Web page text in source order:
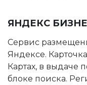
ЯНДЕКС
Сервис
Яндексе.
Картах, в выдаче
блоке поиска.